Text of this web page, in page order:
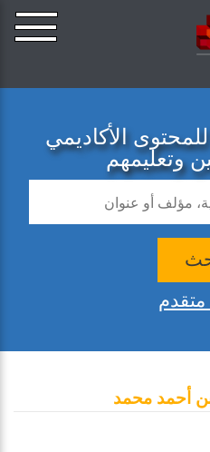
الأكاديمي
وتعليمهم
أحمد محمد